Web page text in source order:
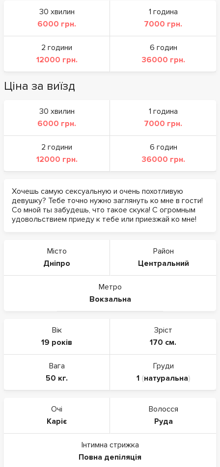
30 хвилин
6000 грн.
1 година
7000 грн.
2 години
12000 грн.
6 годин
36000 грн.
Ціна за виїзд
30 хвилин
6000 грн.
1 година
7000 грн.
2 години
12000 грн.
6 годин
36000 грн.
Хочешь самую сексуальную и очень похотливую
девушку? Тебе точно нужно заглянуть ко мне в гости!
Со мной ты забудешь, что такое скука! С огромным
удовольствием приеду к тебе или приезжай ко мне!
Місто
Дніпро
Район
Центральний
Метро
Вокзальна
Вік
19 років
Зріст
170 см.
Вага
50 кг.
Груди
1(натуральна)
Очі
Каріє
Волосся
Руда
Інтимна стрижка
Повна депіляція